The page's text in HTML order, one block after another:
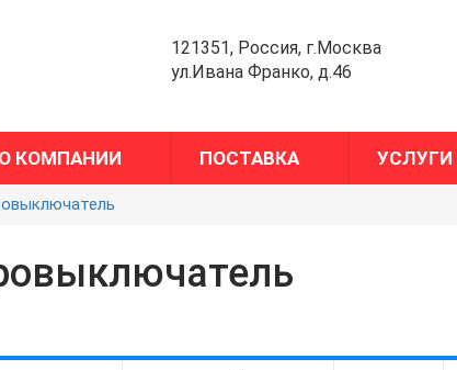
121351, Россия, г.Москва
ул.Ивана Франко, д.46
О КОМПАНИИ ПОСТАВКА УСЛУГИ